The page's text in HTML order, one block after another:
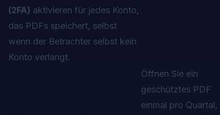
(2FA) aktivieren für jedes Konto,
das PDFs speichert, selbst
wenn der Betrachter selbst kein
Konto verlangt.
Öffnen Sie ein
geschütztes PDF
einmal pro Quartal,